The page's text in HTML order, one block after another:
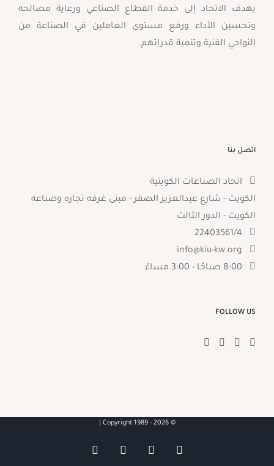
يهدف الاتحاد إلى خدمة القطاع الصناعي ورعاية مصالحه
وتحسين الأداء ورفع مستوى العاملين في الصناعة من
النواحي الفنية وتنمية قدراتهم.
اتصل بنا
اتحاد الصناعات الكويتية
الكويت - شارع عبدالعزيز الصقر - مبنى غرفه تجاره وصناعه
الكويت - الدور الثالث
22403561/4
info@kiu-kw.org
FOLLOW US
© Copyright 1989 -
2026 |
Instagram
Facebook
X
YouTube